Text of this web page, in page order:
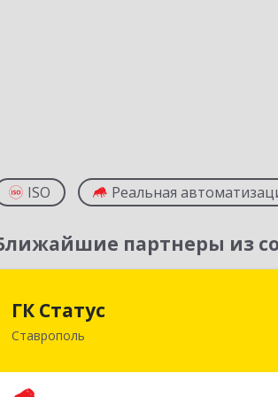
ISO Реальная
партнеры из
ГК Статус
Ставрополь355002, Ставропольский край,